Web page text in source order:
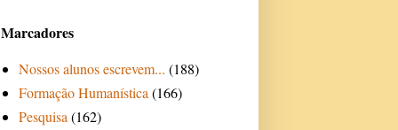
Marcadores
Nossos alunos escrevem... (188)
Formação Humanística (166)
Pesquisa (162)